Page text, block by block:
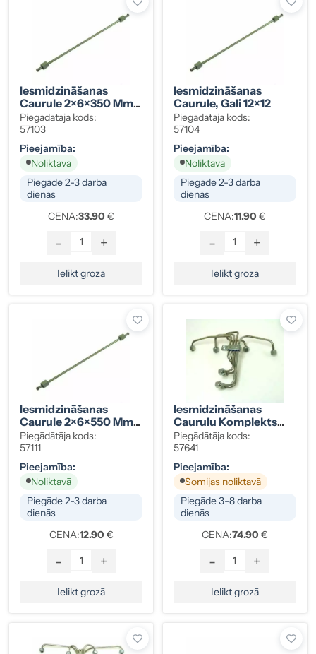
Iesmidzināšanas
Caurule 2×6×350 Mm,
Gali 12×12, Opel / VW /
Fiat
Piegādātāja kods:
57103
Pieejamība:
Noliktavā
Piegāde 2-3 darba
dienās
CENA:33.90 €
- +
Ielikt grozā
Iesmidzināšanas
Caurule, Gali 12×12
Piegādātāja kods:
57104
Pieejamība:
Noliktavā
Piegāde 2-3 darba
dienās
CENA:11.90 €
- +
Ielikt grozā
Iesmidzināšanas
Caurule 2×6×550 Mm,
Gali 12×12, Toyota /
Opel
Piegādātāja kods:
57111
Pieejamība:
Noliktavā
Piegāde 2-3 darba
dienās
CENA:12.90 €
- +
Ielikt grozā
Iesmidzināšanas
Cauruļu Komplekts
VW Transporter 1.6 TD
Piegādātāja kods:
57641
Pieejamība:
Somijas noliktavā
Piegāde 3-8 darba
dienās
CENA:74.90 €
- +
Ielikt grozā